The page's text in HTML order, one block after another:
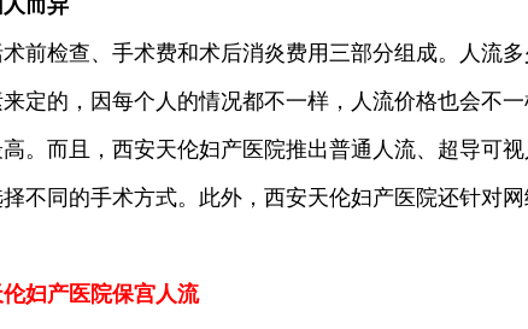
而异
检查、手术费和术后消炎费用三部分组成。人流
定的，因每个人的情况都不一样，人流价格也会不
。而且，西安天伦妇产医院推出普通人流、超导可
不同的手术方式。此外，西安天伦妇产医院还针对
妇产医院保宫人流